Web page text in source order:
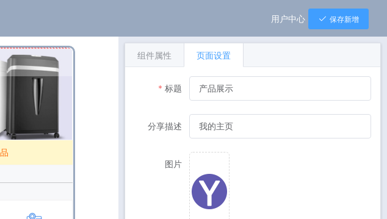
用户中心 保存新增
组件属性 页面设置
标题
分享描述
图片